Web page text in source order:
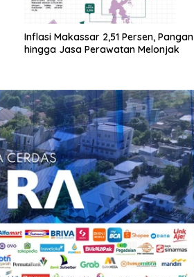
Inflasi Makassar 2,51 Persen, Pangan
hingga Jasa Perawatan Melonjak